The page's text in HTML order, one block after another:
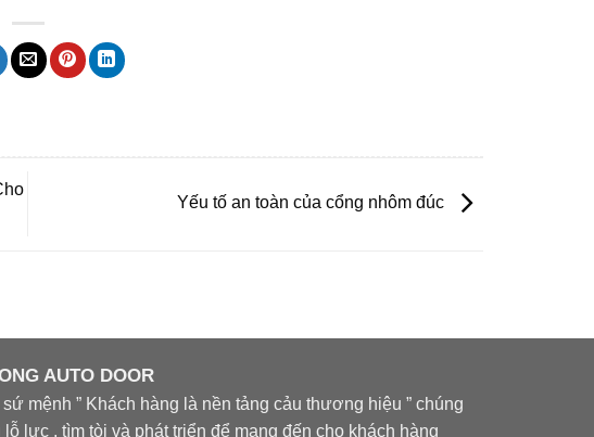
Yếu tố an toàn của cổng nhôm đúc
AUTO DOOR
mệnh ” Khách hàng là nền tảng cảu thương hiệu ” chúng
lực , tìm tòi và phát triển để mang đến cho khách hàng